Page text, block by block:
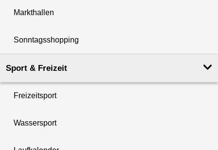
Markthallen
Sonntagsshopping
Sport & Freizeit
Freizeitsport
Wassersport